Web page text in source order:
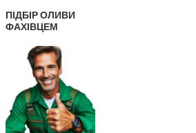
ПІДБІР ОЛИВИ
ФАХІВЦЕМ